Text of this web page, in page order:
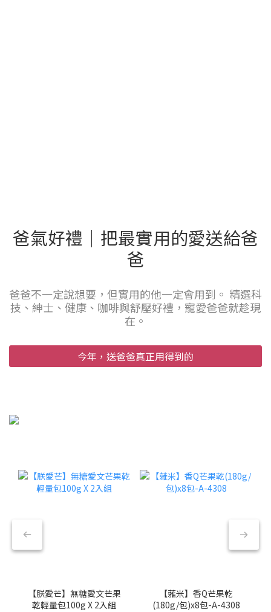
爸氣好禮｜把最實用的愛送給爸
爸
爸爸不一定說想要，但實用的他一定會用到。 精選科
技、紳士、健康、咖啡與舒壓好禮，寵愛爸爸就趁現
在。
今年，送爸爸真正用得到的
【朕愛芒】無糖愛文芒果
乾輕量包100g X 2入組
【蕥米】香Q芒果乾
(180g/包)x8包-A-4308